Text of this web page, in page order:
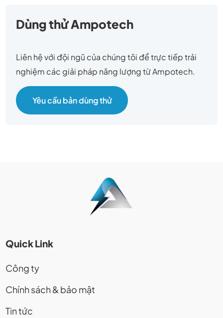
Dùng thử Ampotech
Liên hệ với đội ngũ của chúng tôi để trực tiếp trải
nghiệm các giải pháp năng lượng từ Ampotech.
Yêu cầu bản dùng thử
Quick Link
Công ty
Chính sách & bảo mật
Tin tức